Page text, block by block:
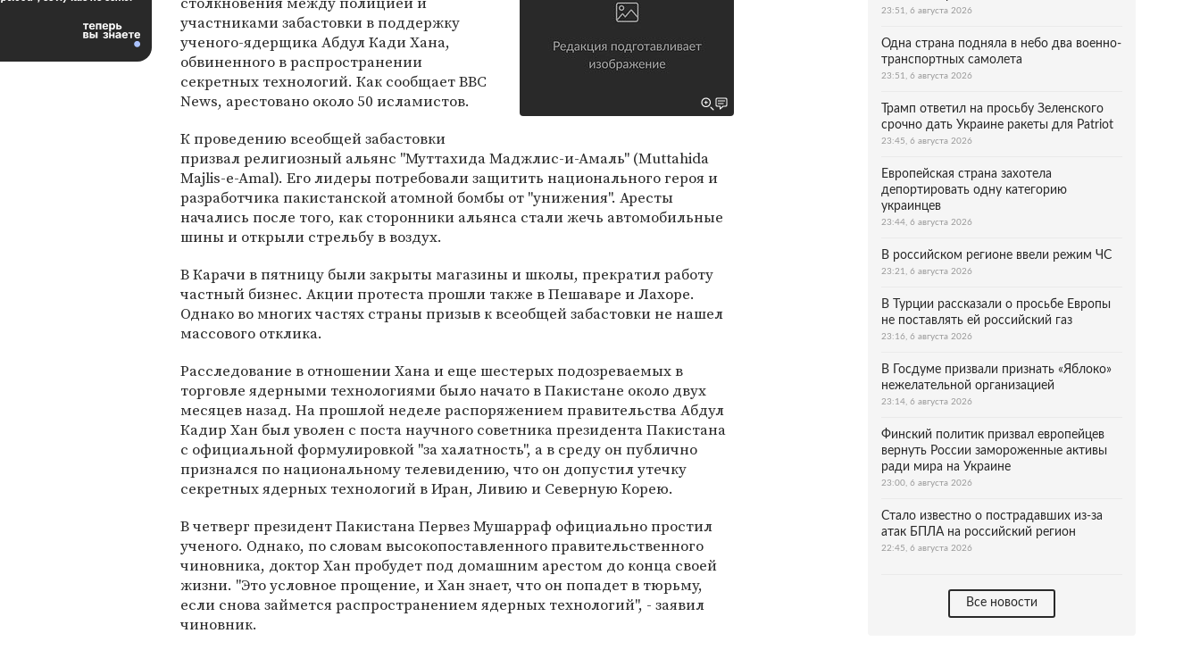
участниками забастовки в поддержку
ученого-ядерщика Абдул Кади Хана,
обвиненного в распространении
секретных технологий. Как сообщает BBC
News, арестовано около 50 исламистов.
К проведению всеобщей забастовки
призвал религиозный альянс "Муттахида Маджлис-и-Амаль" (Muttahida
Majlis-e-Amal). Его лидеры потребовали защитить национального героя и
разработчика пакистанской атомной бомбы от "унижения". Аресты
начались после того, как сторонники альянса стали жечь автомобильные
шины и открыли стрельбу в воздух.
В Карачи в пятницу были закрыты магазины и школы, прекратил работу
частный бизнес. Акции протеста прошли также в Пешаваре и Лахоре.
Однако во многих частях страны призыв к всеобщей забастовки не нашел
массового отклика.
Расследование в отношении Хана и еще шестерых подозреваемых в
торговле ядерными технологиями было начато в Пакистане около двух
месяцев назад. На прошлой неделе распоряжением правительства Абдул
Кадир Хан был уволен с поста научного советника президента Пакистана
с официальной формулировкой "за халатность", а в среду он публично
признался по национальному телевидению, что он допустил утечку
секретных ядерных технологий в Иран, Ливию и Северную Корею.
В четверг президент Пакистана Первез Мушарраф официально простил
ученого. Однако, по словам высокопоставленного правительственного
чиновника, доктор Хан пробудет под домашним арестом до конца своей
жизни. "Это условное прощение, и Хан знает, что он попадет в тюрьму,
если снова займется распространением ядерных технологий", - заявил
чиновник.
23:51, 6 августа 2026
Одна страна подняла в небо два военно-
транспортных самолета
23:51, 6 августа 2026
Трамп ответил на просьбу Зеленского
срочно дать Украине ракеты для Patriot
23:45, 6 августа 2026
Европейская страна захотела
депортировать одну категорию
украинцев
23:44, 6 августа 2026
В российском регионе ввели режим ЧС
23:21, 6 августа 2026
В Турции рассказали о просьбе Европы
не поставлять ей российский газ
23:16, 6 августа 2026
В Госдуме призвали признать «Яблоко»
нежелательной организацией
23:14, 6 августа 2026
Финский политик призвал европейцев
вернуть России замороженные активы
ради мира на Украине
23:00, 6 августа 2026
Стало известно о пострадавших из-за
атак БПЛА на российский регион
22:45, 6 августа 2026
Все новости